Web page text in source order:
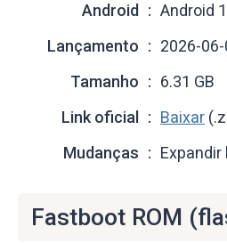
Android
Android
Lançamento
2026-
Tamanho
6.31 GB
Link oficial
Baixar
Mudanças
Expandir
Fastboot ROM